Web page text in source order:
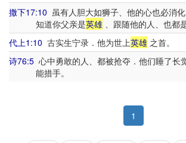
撒下17:10 虽有人胆大如狮子、他的心也必消
知道你父亲是英雄、跟随他的人、也都
代上1:10 古实生宁录．他为世上英雄 之首。
诗76:5 心中勇敢的人、都被抢夺．他们睡了长
能措手。
1